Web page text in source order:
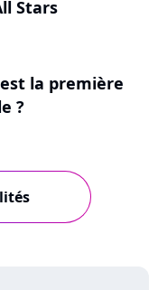
Stars
la première
?